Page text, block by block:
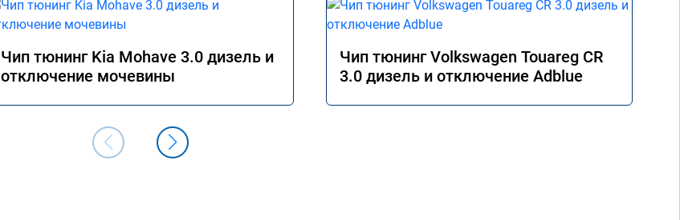
Чип тюнинг Kia Mohave 3.0 дизель и
отключение мочевины
Чип тюнинг Volkswagen Touareg CR
3.0 дизель и отключение Adblue